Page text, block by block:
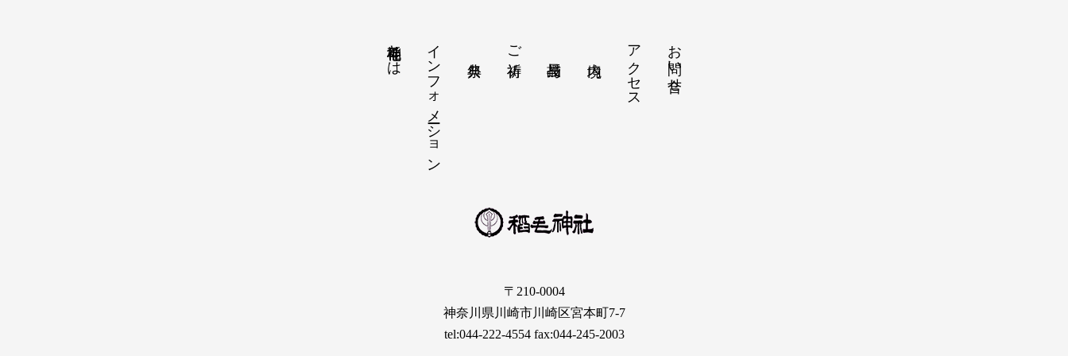
稲毛神社とは インフォメーション ご祈祷 アクセス お問い合せ
〒210-0004
神奈川県川崎市川崎区宮本町7-7
tel:044-222-4554 fax:044-245-2003